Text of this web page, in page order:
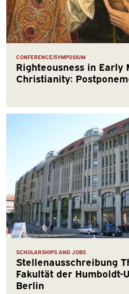
CONFERENCE/SYMPOSIUM
Righteousness in Early
Christianity:
SCHOLARSHIPS AND JOBS
Stellenausschreibung
Fakultät der Humboldt-
Berlin